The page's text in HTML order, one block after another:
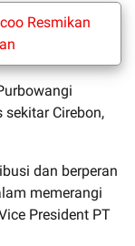
Resmikan
sekitar Cirebon,
dan berperan
memerangi
President PT